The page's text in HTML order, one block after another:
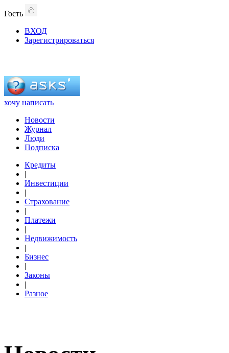
Гость
ВХОД
Зарегистрироваться
хочу написать
Новости
Журнал
Люди
Подписка
Кредиты
|
Инвестиции
|
Страхование
|
Платежи
|
Недвижимость
|
Бизнес
|
Законы
|
Разное